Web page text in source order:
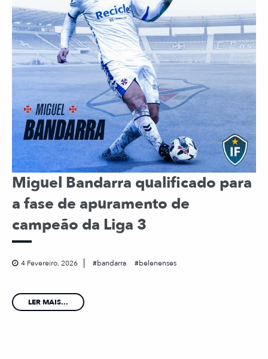
Miguel Bandarra qualificado para
a fase de apuramento de
campeão da Liga 3
4 Fevereiro, 2026 bandarra belenenses
LER MAIS...